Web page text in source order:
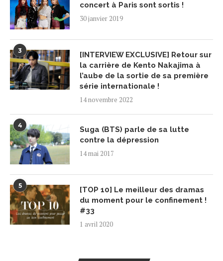
concert à Paris sont sortis !
30 janvier 2019
3
[INTERVIEW EXCLUSIVE] Retour sur
la carrière de Kento Nakajima à
l’aube de la sortie de sa première
série internationale !
14 novembre 2022
4
Suga (BTS) parle de sa lutte
contre la dépression
14 mai 2017
5
[TOP 10] Le meilleur des dramas
du moment pour le confinement !
#33
1 avril 2020